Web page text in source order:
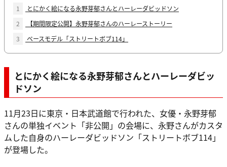
1
とにかく絵になる永野芽郁さんとハーレーダビッドソン
2
【期間限定公開】永野芽郁さんのハーレーストーリー
3
ベースモデル「ストリートボブ114」
とにかく絵になる永野芽郁さんとハーレーダビッ
ドソン
11月23日に東京・日本武道館で行われた、女優・永野芽郁
さんの単独イベント「非公開」の会場に、永野さんがカスタ
ムした自身のハーレーダビッドソン「ストリートボブ114」
が登場した。